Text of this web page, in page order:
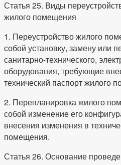
Статья 25. Виды
жилого помещения
1. Переустройство жилого
собой установку, замену или
санитарно-технического,
оборудования, требующие
технический паспорт жилого
2. Перепланировка жилого
собой изменение его
внесения изменения в
помещения.
Статья 26. Основание